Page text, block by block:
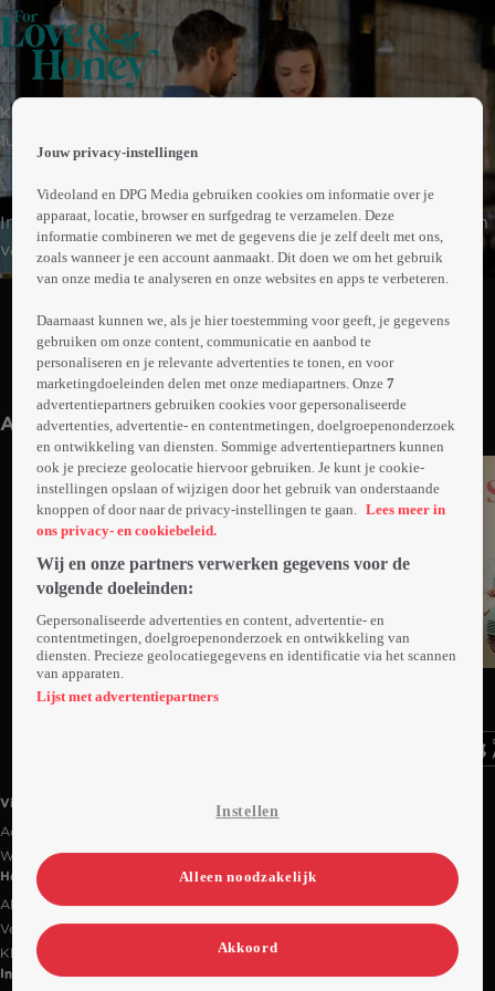
Komedie
1uur23min
Imker Eva ontdekt een eeuwenoud fresco bij het redden
van een bijenkorf. Archeoloog Austen denkt dat de
vondst essentieel is voor zijn onderzoek en overtuigt Eva
Tijdens hun avontuur vallen de twee voor elkaar.
Abonneren op Videoland
Meer
info
Anderen kijken ook
Ga
naar
Videoland
Actiecode
Werken bij RTL
Handige links
Alle films & series
Veelgestelde vragen
Klantenservice
Informatie
Jouw privacy-instellingen
Videoland en DPG Media gebruiken cookies om informatie over je
apparaat, locatie, browser en surfgedrag te verzamelen. Deze
informatie combineren we met de gegevens die je zelf deelt met ons,
zoals wanneer je een account aanmaakt. Dit doen we om het gebruik
van onze media te analyseren en onze websites en apps te verbeteren.
Daarnaast kunnen we, als je hier toestemming voor geeft, je gegevens
gebruiken om onze content, communicatie en aanbod te
personaliseren en je relevante advertenties te tonen, en voor
marketingdoeleinden delen met onze mediapartners. Onze7
advertentiepartners gebruiken cookies voor gepersonaliseerde
advertenties, advertentie- en contentmetingen, doelgroepenonderzoek
en ontwikkeling van diensten. Sommige advertentiepartners kunnen
ook je precieze geolocatie hiervoor gebruiken. Je kunt je cookie-
instellingen opslaan of wijzigen door het gebruik van onderstaande
knoppen of door naar de privacy-instellingen te gaan.
Lees meer in
ons privacy- en cookiebeleid.
Wij en onze partners verwerken gegevens voor de
volgende doeleinden:
Gepersonaliseerde advertenties en content, advertentie- en
contentmetingen, doelgroepenonderzoek en ontwikkeling van
diensten. Precieze geolocatiegegevens en identificatie via het scannen
van apparaten.
Lijst met advertentiepartners
Instellen
Alleen noodzakelijk
Akkoord